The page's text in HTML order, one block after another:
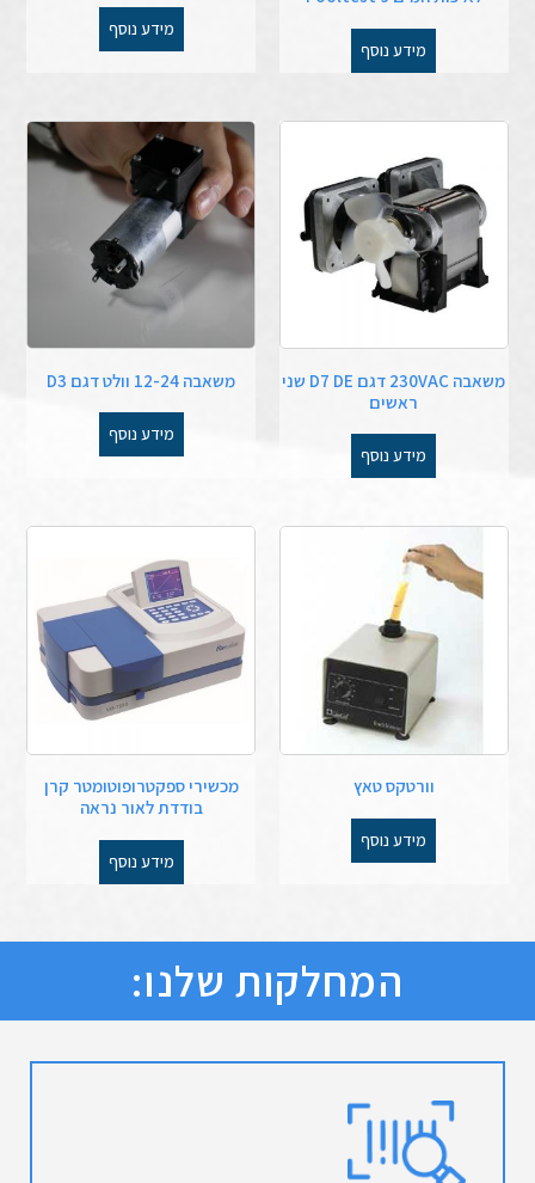
מידע נוסף
מידע נוסף
משאבה 230VAC דגם D7 DE שני
ראשים
מידע נוסף
משאבה 12-24 וולט דגם D3
מידע נוסף
וורטקס טאץ
מידע נוסף
מכשירי ספקטרופוטומטר קרן
בודדת לאור נראה
מידע נוסף
המחלקות שלנו: